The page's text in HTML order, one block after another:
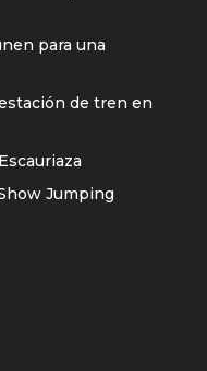
para una
de tren en
Jumping